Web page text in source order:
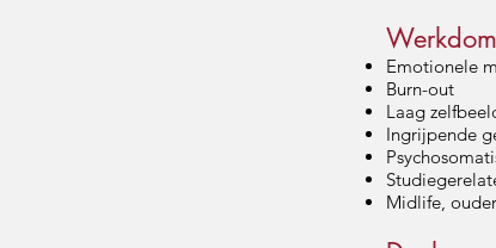
Emotionele
Burn-out
Laag
Ingrijpende
Midlife,